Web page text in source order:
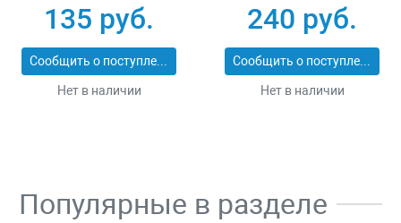
25_z01
135 руб.
Сообщить о поступлении
Нет в наличии
ЭКСПЕРТ 2053-
60_z01
240 руб.
Сообщить о поступлении
Нет в наличии
Популярные в разделе